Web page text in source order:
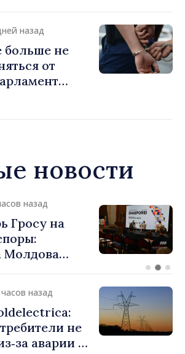
и
назад
не
от
новости
назад
Гросу на
Молдова
в стране
что
частью
назад
не
аварии на